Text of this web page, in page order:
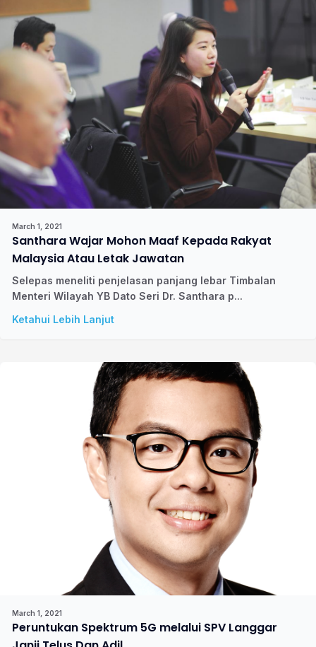
March 1, 2021
Santhara Wajar Mohon Maaf Kepada Rakyat
Malaysia Atau Letak Jawatan
Selepas meneliti penjelasan panjang lebar Timbalan
Menteri Wilayah YB Dato Seri Dr. Santhara p...
Ketahui Lebih Lanjut
March 1, 2021
Peruntukan Spektrum 5G melalui SPV Langgar